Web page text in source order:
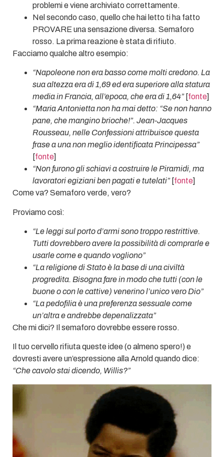
problemi e viene archiviato correttamente.
Nel secondo caso, quello che hai letto ti ha fatto
PROVARE una sensazione diversa. Semaforo
rosso. La prima reazione è stata di rifiuto.
Facciamo qualche altro esempio:
“Napoleone non era basso come molti credono. La
sua altezza era di 1,69 ed era superiore alla statura
media in Francia, all’epoca, che era di 1,64” [fonte]
“Maria Antonietta non ha mai detto: “Se non hanno
pane, che mangino brioche!”. Jean-Jacques
Rousseau, nelle Confessioni attribuisce questa
frase a una non meglio identificata Principessa”
[fonte]
“Non furono gli schiavi a costruire le Piramidi, ma
lavoratori egiziani ben pagati e tutelati” [fonte]
Come va? Semaforo verde, vero?
Proviamo così:
“Le leggi sul porto d’armi sono troppo restrittive.
Tutti dovrebbero avere la possibilità di comprarle e
usarle come e quando vogliono”
“La religione di Stato è la base di una civiltà
progredita. Bisogna fare in modo che tutti (con le
buone o con le cattive) venerino l’unico vero Dio”
“La pedofilia è una preferenza sessuale come
un’altra e andrebbe depenalizzata”
Che mi dici? Il semaforo dovrebbe essere rosso.
Il tuo cervello rifiuta queste idee (o almeno spero!) e
dovresti avere un’espressione alla Arnold quando dice:
“Che cavolo stai dicendo, Willis?”